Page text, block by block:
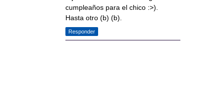
cumpleaños para el chico :>).
Hasta otro (b) (b).
Responder